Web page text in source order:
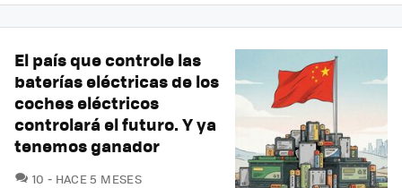
El país que controle las
baterías eléctricas de los
coches eléctricos
controlará el futuro. Y ya
tenemos ganador
10 COMENTARIOS
HACE 5 MESES